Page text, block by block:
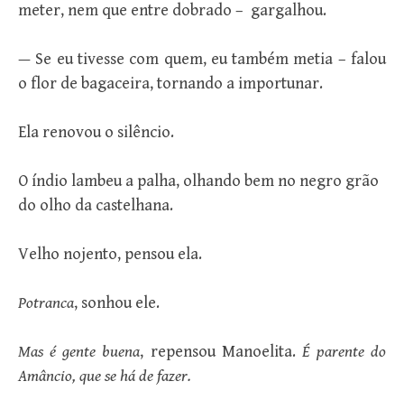
meter, nem que entre dobrado – gargalhou.
— Se eu tivesse com quem, eu também metia – falou
o flor de bagaceira, tornando a importunar.
Ela renovou o silêncio.
O índio lambeu a palha, olhando bem no negro grão
do olho da castelhana.
Velho nojento, pensou ela.
Potranca, sonhou ele.
Mas é gente buena, repensou Manoelita. É parente do
Amâncio, que se há de fazer.